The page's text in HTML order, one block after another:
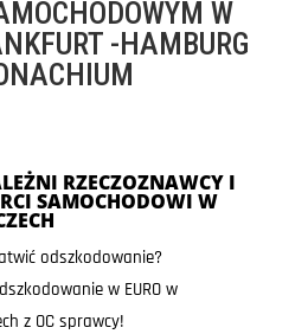
W
-HAMBURG
RZECZOZNAWCY I
SAMOCHODOWI W
odszkodowanie?
w EURO w
z OC sprawcy!